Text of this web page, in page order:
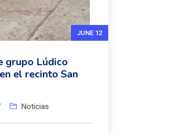
JUNE 12
grupo Lúdico
el recinto San
Noticias